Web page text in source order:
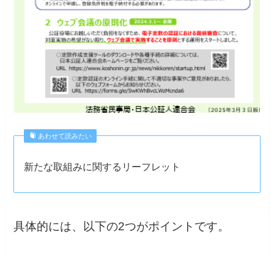
あわせて読みたい
新たな取組みに関するリーフレット
具体的には、以下の2つがポイントです。